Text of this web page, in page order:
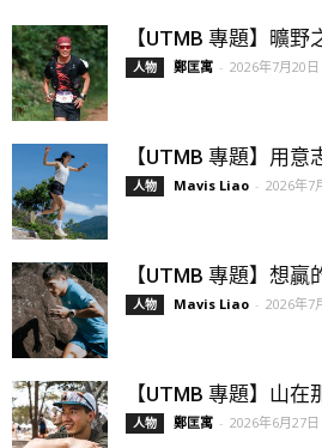
【UTMB 專題】曠野
人物 鄭匡寓 - 2026年7月20日
【UTMB 專題】用意
人物 Mavis Liao - 2026年7
【UTMB 專題】想贏
人物 Mavis Liao - 2026年7
【UTMB 專題】山在
人物 鄭匡寓 - 2026年6月27日